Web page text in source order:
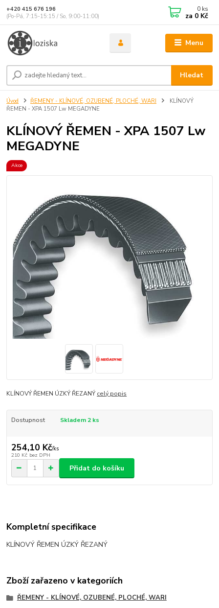
Menu
Hledat
+420 415 676 196
(Po-Pá, 7:15-15:15 / So, 9:00-11:00)
0 ks
za 0 Kč
Úvod ŘEMENY - KLÍNOVÉ, OZUBENÉ, PLOCHÉ, WARI
KLÍNOVÝ
ŘEMEN - XPA 1507 Lw MEGADYNE
KLÍNOVÝ ŘEMEN - XPA 1507 Lw
MEGADYNE
Akce
KLÍNOVÝ ŘEMEN ÚZKÝ ŘEZANÝ celý popis
Dostupnost Skladem 2 ks
254,10 Kč/ks
210 Kč bez DPH
Přidat do košíku
Kompletní specifikace
KLÍNOVÝ ŘEMEN ÚZKÝ ŘEZANÝ
Zboží zařazeno v kategoriích
ŘEMENY - KLÍNOVÉ, OZUBENÉ, PLOCHÉ, WARI